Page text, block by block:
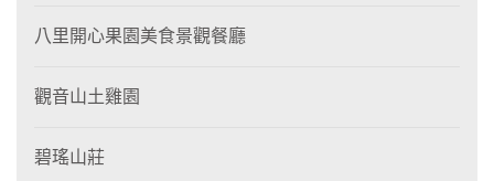
八里開心果園美食景觀餐廳
觀音山土雞園
碧瑤山莊